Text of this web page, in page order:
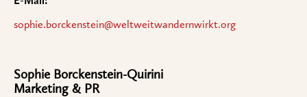
sophie.borckenstein@weltweitwandernwirkt.org
Sophie Borckenstein-Quirini
Marketing & PR